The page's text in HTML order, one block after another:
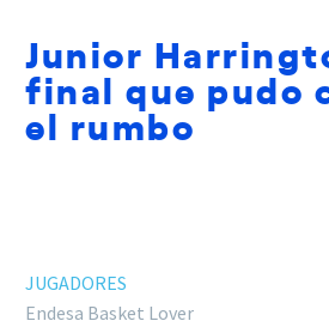
Junior
final que pudo
el rumbo
JUGADORES
Endesa Basket Lover